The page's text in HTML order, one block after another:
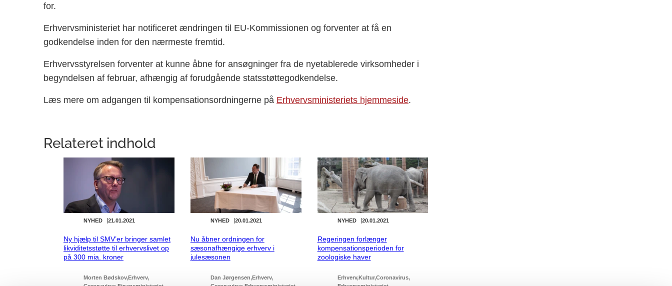
for.
Erhvervsministeriet har notificeret ændringen til EU-Kommissionen og forventer at få en
godkendelse inden for den nærmeste fremtid.
Erhvervsstyrelsen forventer at kunne åbne for ansøgninger fra de nyetablerede virksomheder i
begyndelsen af februar, afhængig af forudgående statsstøttegodkendelse.
Læs mere om adgangen til kompensationsordningerne på Erhvervsministeriets hjemmeside.
Relateret indhold
21.01.2021
NYHED
Ny hjælp til SMV’er bringer samlet
likviditetsstøtte til erhvervslivet op
på 300 mia. kroner
Morten Bødskov Erhverv
20.01.2021
NYHED
Nu åbner ordningen for
sæsonafhængige erhverv i
julesæsonen
Dan Jørgensen Erhverv
20.01.2021
NYHED
Regeringen forlænger
kompensationsperioden for
zoologiske haver
Erhverv Kultur Coronavirus